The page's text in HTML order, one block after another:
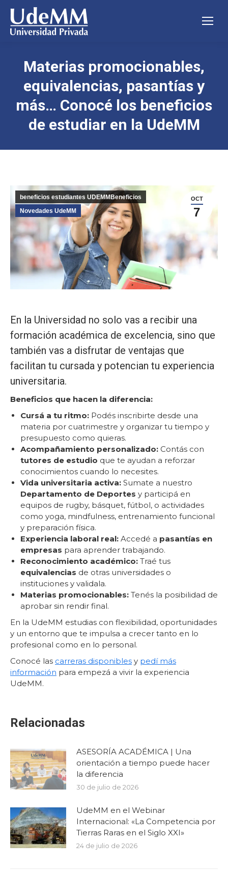
Materias promocionables,
equivalencias, pasantías y
más… Conocé los beneficios
de estudiar en la UdeMM
OCT
7
beneficios estudiantes UDEMMBeneficios
Novedades UdeMM
En la Universidad no solo vas a recibir una
formación académica de excelencia, sino que
también vas a disfrutar de ventajas que
facilitan tu cursada y potencian tu experiencia
universitaria.
Beneficios que hacen la diferencia:
Cursá a tu ritmo: Podés inscribirte desde una
materia por cuatrimestre y organizar tu tiempo y
presupuesto como quieras.
Acompañamiento personalizado: Contás con
tutores de estudio que te ayudan a reforzar
conocimientos cuando lo necesites.
Vida universitaria activa: Sumate a nuestro
Departamento de Deportes y participá en
equipos de rugby, básquet, fútbol, o actividades
como yoga, mindfulness, entrenamiento funcional
y preparación física.
Experiencia laboral real: Accedé a pasantías en
empresas para aprender trabajando.
Reconocimiento académico: Traé tus
equivalencias de otras universidades o
instituciones y validala.
Materias promocionables: Tenés la posibilidad de
aprobar sin rendir final.
En la UdeMM estudias con flexibilidad, oportunidades
y un entorno que te impulsa a crecer tanto en lo
profesional como en lo personal.
Conocé las carreras disponibles y pedí más
información para empezá a vivir la experiencia
UdeMM.
Relacionadas
ASESORÍA ACADÉMICA | Una
orientación a tiempo puede hacer
la diferencia
30 de julio de 2026
UdeMM en el Webinar
Internacional: «La Competencia por
Tierras Raras en el Siglo XXI»
24 de julio de 2026